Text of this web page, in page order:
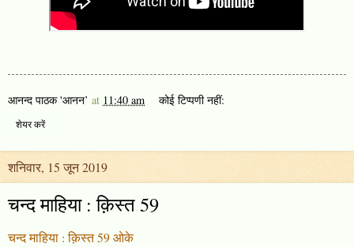
आनन्द पाठक 'आनन’ at 11:40 am कोई टिप्पणी नहीं:
शेयर करें
शनिवार, 15 जून 2019
चन्द माहिया : क़िस्त 59
चन्द माहिया : क़िस्त 59 ओके